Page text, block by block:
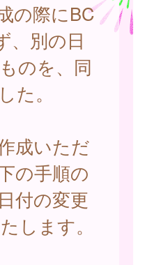
の際にBC
、別の日
のを、同
た。
成いただ
の手順の
付の変更
します。